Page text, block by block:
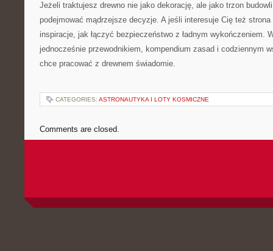
Jeżeli traktujesz drewno nie jako dekorację, ale jako trzon
podejmować mądrzejsze decyzje. A jeśli interesuje Cię też
inspiracje, jak łączyć bezpieczeństwo z ładnym wykończeniem.
jednocześnie przewodnikiem, kompendium zasad i codziennym
chce pracować z drewnem świadomie.
CATEGORIES: ASTRONAUTYKA I LOTY KOSMICZNE
Comments are closed.